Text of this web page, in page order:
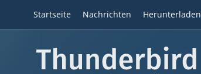
Startseite Nachrichten Herunterladen